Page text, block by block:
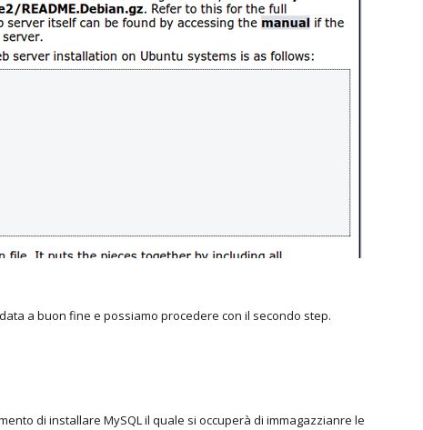
a buon fine e possiamo procedere con il secondo step.
di installare MySQL il quale si occuperà di immagazzianre le